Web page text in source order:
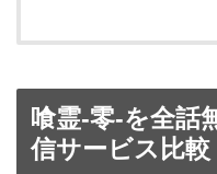
喰霊-零-を全話
信サービス比較